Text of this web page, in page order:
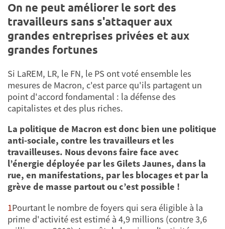
On ne peut améliorer le sort des
travailleurs sans s'attaquer aux
grandes entreprises privées et aux
grandes fortunes
Si LaREM, LR, le FN, le PS ont voté ensemble les
mesures de Macron, c'est parce qu'ils partagent un
point d'accord fondamental : la défense des
capitalistes et des plus riches.
La politique de Macron est donc bien une politique
anti-sociale, contre les travailleurs et les
travailleuses. Nous devons faire face avec
l’énergie déployée par les Gilets Jaunes, dans la
rue, en manifestations, par les blocages et par la
grève de masse partout ou c’est possible !
1Pourtant le nombre de foyers qui sera éligible à la
prime d'activité est estimé à 4,9 millions (contre 3,6